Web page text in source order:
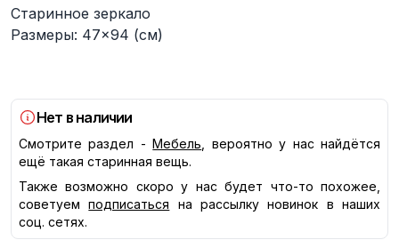
Описание
Старинное зеркало
Размеры: 47×94 (см)
Нет в наличии
Смотрите раздел - Мебель , вероятно у нас найдётся
ещё такая старинная вещь.
Также возможно скоро у нас будет что-то похожее,
советуем
подписаться
на рассылку новинок в наших
соц. сетях.